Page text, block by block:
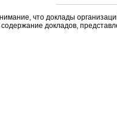
что доклады
докладов,